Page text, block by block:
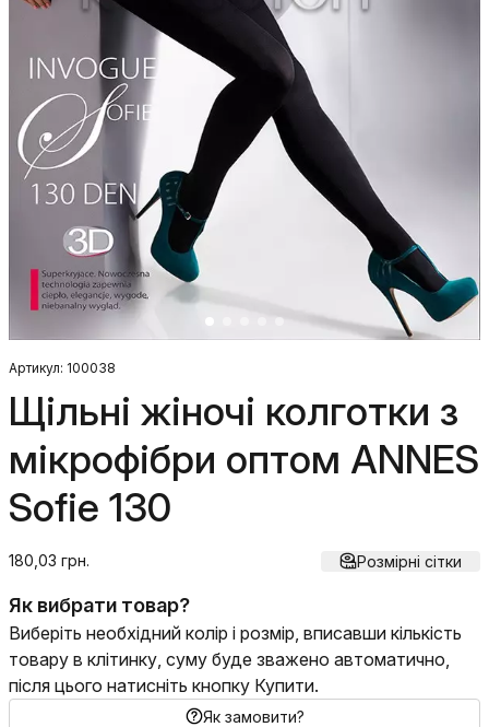
Артикул: 100038
Щільні жіночі колготки з
мікрофібри оптом ANNES
Sofie 130
180,03 грн. Розмірні сітки
Як вибрати товар?
Виберіть необхідний колір і розмір, вписавши кількість
товару в клітинку, суму буде зважено автоматично,
після цього натисніть кнопку Купити.
Як замовити?